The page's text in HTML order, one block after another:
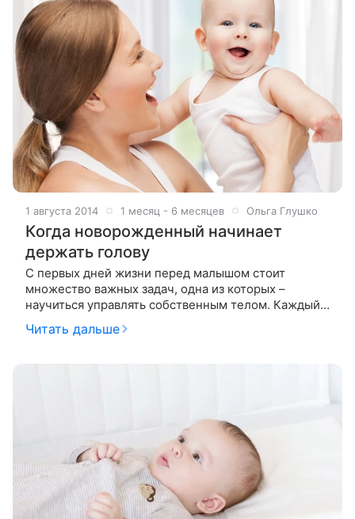
1 августа 2014 1 месяц - 6 месяцев Ольга Глушко
Когда новорожденный начинает
держать голову
С первых дней жизни перед малышом стоит
множество важных задач, одна из которых –
научиться управлять собственным телом. Каждый
навыки в своем индивидуальном темпе. Однако
Читать дальше